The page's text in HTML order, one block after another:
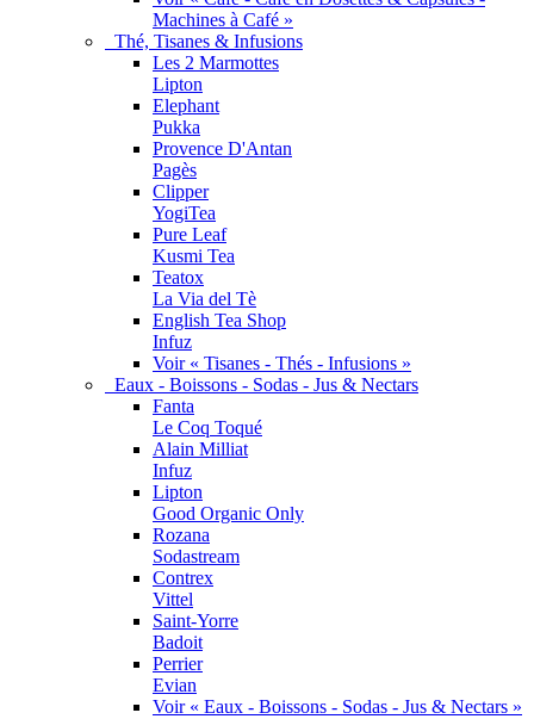
Machines à Café »
Thé, Tisanes & Infusions
Les 2 Marmottes
Lipton
Elephant
Pukka
Provence D'Antan
Pagès
Clipper
YogiTea
Pure Leaf
Kusmi Tea
Teatox
La Via del Tè
English Tea Shop
Infuz
Voir « Tisanes - Thés - Infusions »
Eaux - Boissons - Sodas - Jus & Nectars
Fanta
Le Coq Toqué
Alain Milliat
Infuz
Lipton
Good Organic Only
Rozana
Sodastream
Contrex
Vittel
Saint-Yorre
Badoit
Perrier
Evian
Voir « Eaux - Boissons - Sodas - Jus & Nectars »